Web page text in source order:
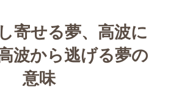
寄せる夢、高波に
波から逃げる夢の
意味